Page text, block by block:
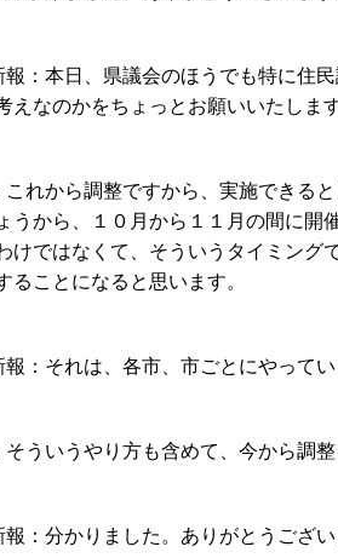
：本日、県議会のほうでも特に住
えなのかをちょっとお願いいたします
れから調整ですから、実施できる
うから、１０月から１１月の間に
けではなくて、そういうタイミン
ることになると思います。
：それは、各市、市ごとにやって
ういうやり方も含めて、今から調
：分かりました。ありがとうござい